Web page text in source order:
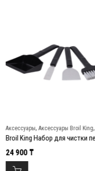
Аксессуары, Аксессуары Broil King,
24 900 ₸